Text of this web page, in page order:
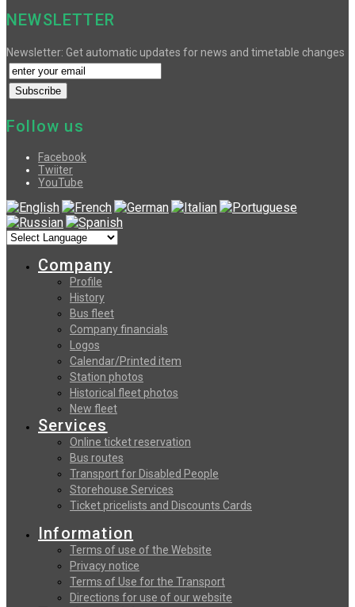
NEWSLETTER
Newsletter: Get automatic updates for news and timetable changes
Follow us
Facebook
Twiiter
YouTube
Company
Profile
History
Bus fleet
Company financials
Logos
Calendar/Printed item
Station photos
Historical fleet photos
New fleet
Services
Online ticket reservation
Bus routes
Transport for Disabled People
Storehouse Services
Ticket pricelists and Discounts Cards
Information
Terms of use of the Website
Privacy notice
Terms of Use for the Transport
Directions for use of our website